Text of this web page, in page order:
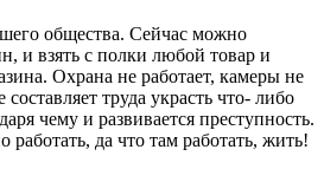
общества. Сейчас можно
и взять с полки любой товар и
Охрана не работает, камеры не
труда украсть что- либо
чему и развивается преступность.
работать, да что там работать, жить!